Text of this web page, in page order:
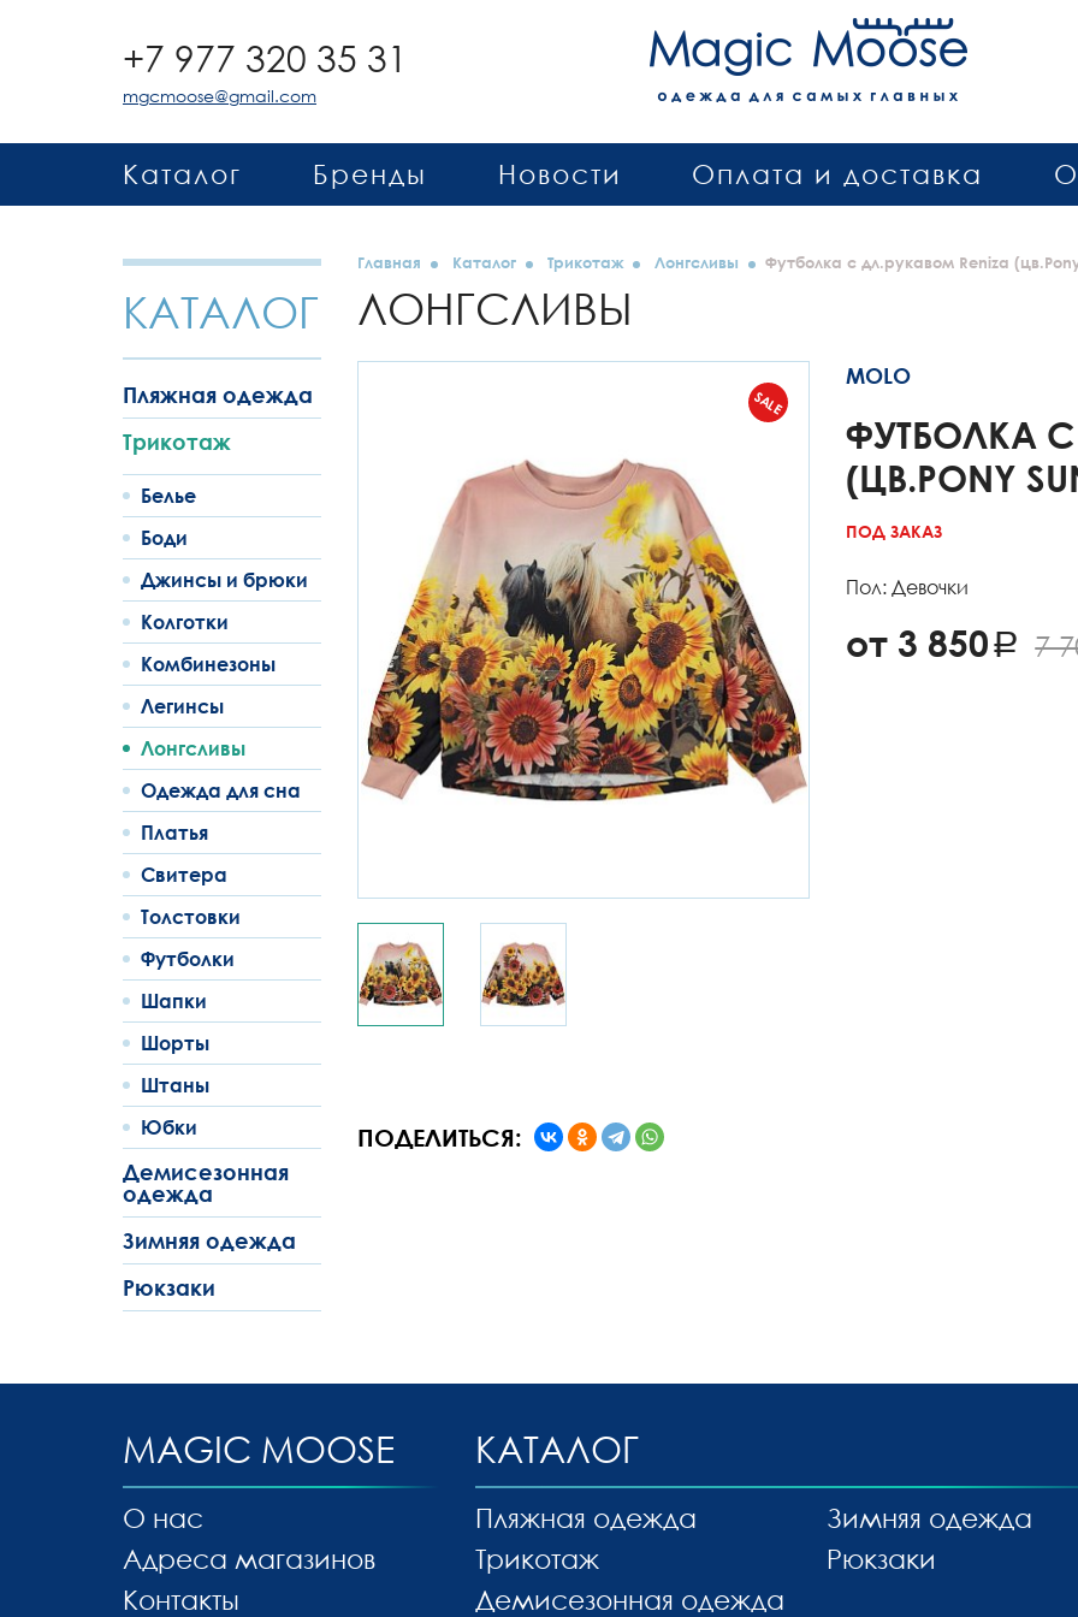
+7 977 320 35 31
mgcmoose@gmail.com
Каталог Бренды Новости Оплата и доставка
КАТАЛОГ
Пляжная одежда
Трикотаж
Белье
Боди
Джинсы и брюки
Колготки
Комбинезоны
Легинсы
Лонгсливы
Одежда для сна
Платья
Свитера
Толстовки
Футболки
Шапки
Шорты
Штаны
Юбки
Демисезонная
одежда
Зимняя одежда
Рюкзаки
Главная Каталог Трикотаж Лонгсливы Футболка с дл.рукавом Reniza
ЛОНГСЛИВЫ
SALE
MOLO
ФУТБОЛКА С
(ЦВ.PONY
ПОД ЗАКАЗ
Пол: Девочки
от 3 850 7
ПОДЕЛИТЬСЯ:
MAGIC MOOSE
О нас
Адреса магазинов
Контакты
КАТАЛОГ
Пляжная одежда
Трикотаж
Демисезонная одежда
Зимняя одежда
Рюкзаки